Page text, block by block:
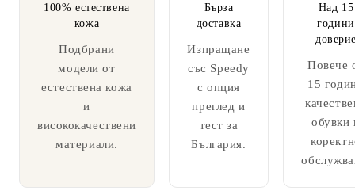
100% естествена
кожа
Подбрани
модели от
естествена кожа
и
висококачествени
материали.
Бърза
доставка
Изпращане
със Speedy
с опция
преглед и
тест за
България.
Над 15
години
Повече
15
обувки